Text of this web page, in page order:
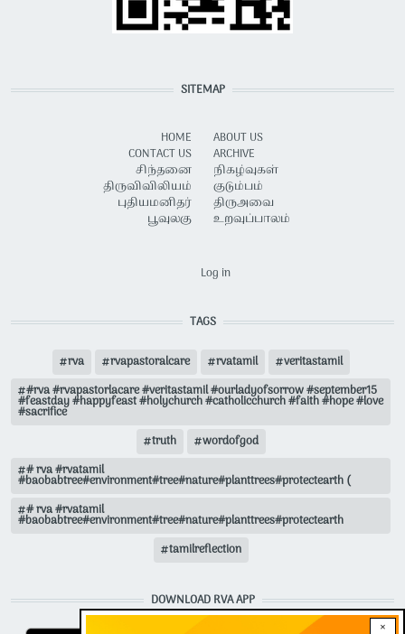
×
SITEMAP
HOME
CONTACT US
சிந்தனை
திருவிவிலியம்
புதியமனிதர்
பூவுலகு
ABOUT US
ARCHIVE
நிகழ்வுகள்
குடும்பம்
திருஅவை
உறவுப்பாலம்
Log in
TAGS
rva rvapastoralcare rvatamil
veritastamil
#rva #rvapastorlacare #veritastamil #ourladyofsorrow #september15
#feastday #happyfeast #holychurch #catholicchurch #faith #hope #love
#sacrifice
truth
wordofgod
# rva #rvatamil
#baobabtree#environment#tree#nature#planttrees#protectearth (
# rva #rvatamil
#baobabtree#environment#tree#nature#planttrees#protectearth
tamilreflection
DOWNLOAD RVA APP